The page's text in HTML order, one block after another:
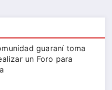
guaraní toma
un Foro para